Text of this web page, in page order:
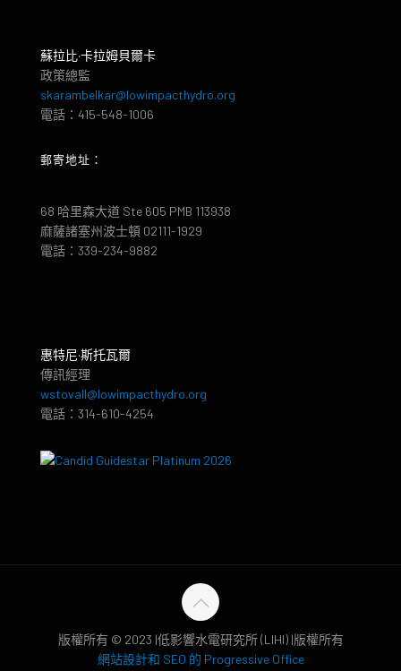
蘇拉比·卡拉姆貝爾卡
政策總監
skarambelkar@lowimpacthydro.org
電話：415-548-1006
郵寄地址：
68 哈里森大道 Ste 605 PMB 113938
麻薩諸塞州波士頓 02111-1929
電話：339-234-9882
惠特尼·斯托瓦爾
傳訊經理
wstovall@lowimpacthydro.org
電話：314-610-4254
版權所有 © 2023 |低影響水電研究所 (LIHI) |版權所有
網站設計和 SEO 的 Progressive Office